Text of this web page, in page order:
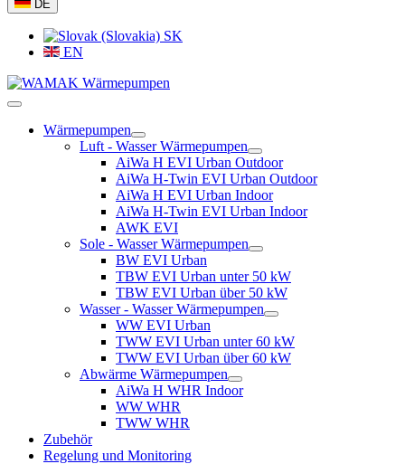
DE
SK
EN
Wärmepumpen
Luft - Wasser Wärmepumpen
AiWa H EVI Urban Outdoor
AiWa H-Twin EVI Urban Outdoor
AiWa H EVI Urban Indoor
AiWa H-Twin EVI Urban Indoor
AWK EVI
Sole - Wasser Wärmepumpen
BW EVI Urban
TBW EVI Urban unter 50 kW
TBW EVI Urban über 50 kW
Wasser - Wasser Wärmepumpen
WW EVI Urban
TWW EVI Urban unter 60 kW
TWW EVI Urban über 60 kW
Abwärme Wärmepumpen
AiWa H WHR Indoor
WW WHR
TWW WHR
Zubehör
Regelung und Monitoring